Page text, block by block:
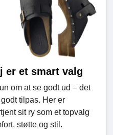
er et smart valg
om at se godt ud – det
tilpas. Her er
sit ry som et topvalg
støtte og stil.